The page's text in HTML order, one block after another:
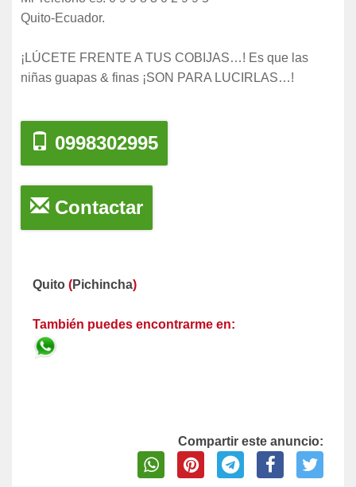
Quito-Ecuador.
¡LÚCETE FRENTE A TUS COBIJAS…! Es que las
niñas guapas & finas ¡SON PARA LUCIRLAS…!
0998302995
Contactar
Quito (Pichincha)
También puedes encontrarme en:
Compartir este anuncio: